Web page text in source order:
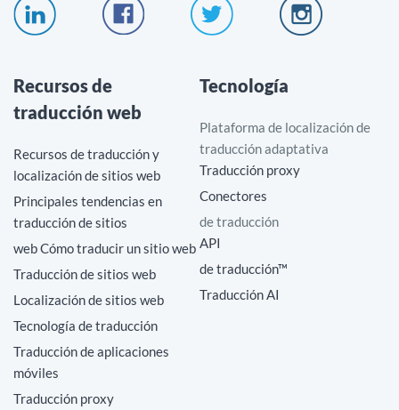
Recursos de
traducción web
Recursos de traducción y
localización de sitios web
Principales tendencias en
traducción de sitios
web Cómo traducir un sitio web
Traducción de sitios web
Localización de sitios web
Tecnología de traducción
Traducción de aplicaciones
móviles
Traducción proxy
Tecnología
Plataforma de localización de
traducción adaptativa
Traducción proxy
Conectores
de traducción
API
de traducción™
Traducción AI